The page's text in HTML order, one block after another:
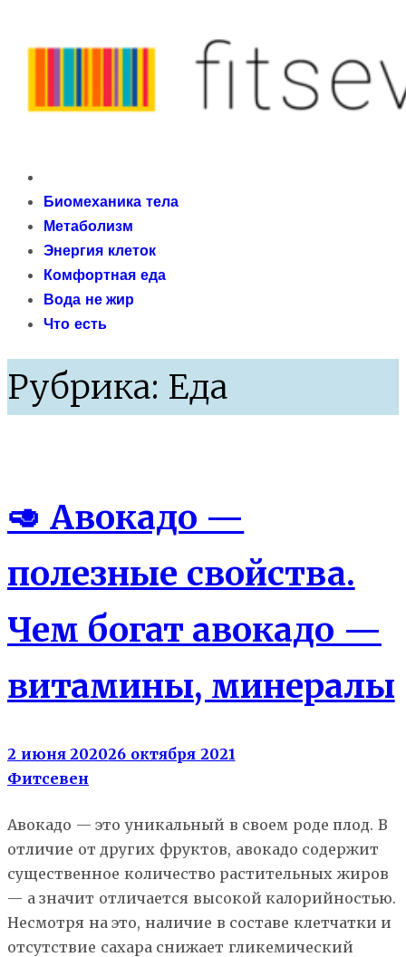
сайт о метаболизме и энергетической адаптации
организма после 40 лет
Primary
MenuБиомеханика тела
Метаболизм
Энергия клеток
Комфортная еда
Вода не жир
Что есть
Рубрика: Еда
🥑 Авокадо —
полезные свойства.
Чем богат авокадо —
витамины, минералы
2 июня 202026 октября 2021
Фитсевен
Авокадо — это уникальный в своем роде плод. В
отличие от других фруктов, авокадо содержит
существенное количество растительных жиров
— а значит отличается высокой калорийностью.
Несмотря на это, наличие в составе клетчатки и
отсутствие сахара снижает гликемический